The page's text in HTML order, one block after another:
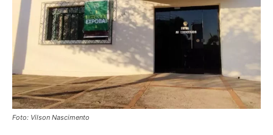
Foto: Vilson Nascimento